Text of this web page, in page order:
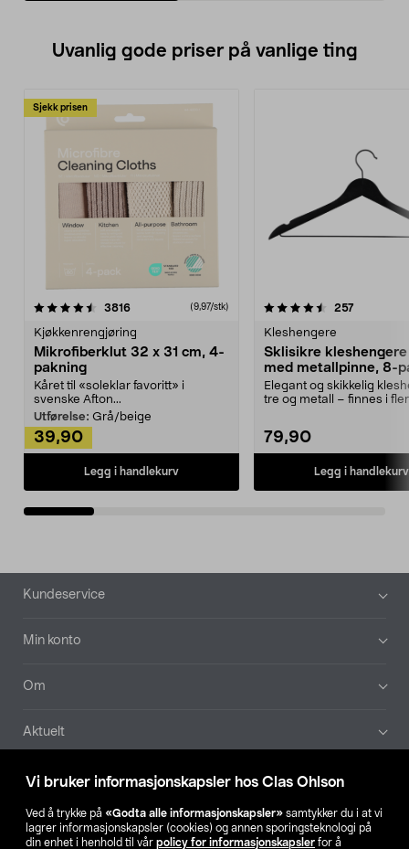
Vi bruker informasjonskapsler hos Clas Ohlson
Ved å trykke på «Godta alle informasjonskapsler» samtykker du i at vi
lagrer informasjonskapsler (cookies) og annen sporingsteknologi på
din enhet i henhold til vår policy for informasjonskapsler for å
Uvanlig gode priser på vanlige ting
Sjekk prisen
3816anmeldelser(9,97/stk)
Kjøkkenrengjøring
Mikrofiberklut 32 x 31 cm, 4-
pakning
Kåret til «soleklar favoritt» i
svenske Afton...
Utførelse: Grå/beige
39,90
Legg i handlekurv
4.5av 5 stjerner 257
Kleshengere
Sklisikre
med metallpinne, 8-
Elegant og skikkelig
tre og metall – finnes i
79,90
Legg i handlekurv
4.5av 5 stjerner
Bunntekst
Kundeservice
Min konto
Om
Aktuelt
Våre selskaper
Finn din butikk